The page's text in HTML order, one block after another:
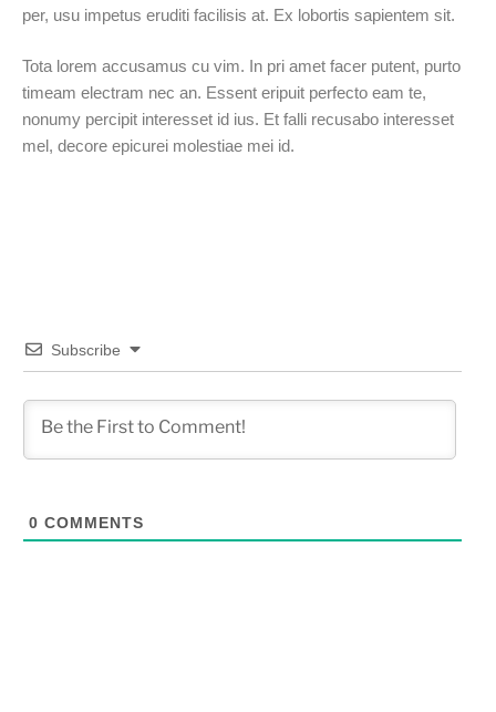
per, usu impetus eruditi facilisis at. Ex lobortis sapientem sit.
Tota lorem accusamus cu vim. In pri amet facer putent, purto
timeam electram nec an. Essent eripuit perfecto eam te,
nonumy percipit interesset id ius. Et falli recusabo interesset
mel, decore epicurei molestiae mei id.
Subscribe
0 COMMENTS